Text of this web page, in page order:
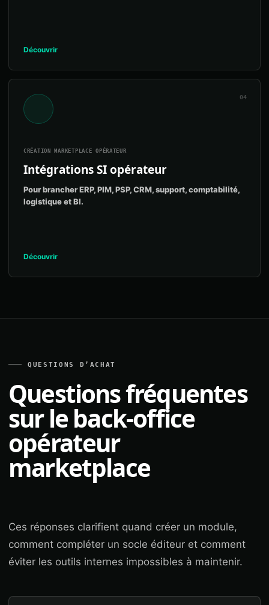
Découvrir
04
CRÉATION MARKETPLACE OPÉRATEUR
Intégrations SI opérateur
Pour brancher ERP, PIM, PSP, CRM, support, comptabilité,
logistique et BI.
Découvrir
QUESTIONS D’ACHAT
Questions fréquentes
sur le back-office
opérateur
marketplace
Ces réponses clarifient quand créer un module,
comment compléter un socle éditeur et comment
éviter les outils internes impossibles à maintenir.